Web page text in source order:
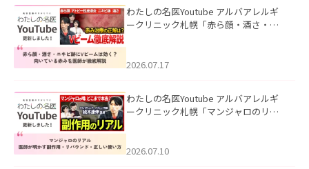
わたしの名医Youtube アルバアレルギ
ークリニック札幌「赤ら顔・酒さ・ニ
した。
2026.07.17
わたしの名医Youtube アルバアレルギ
ークリニック札幌「マンジャロのリア
た。
2026.07.10